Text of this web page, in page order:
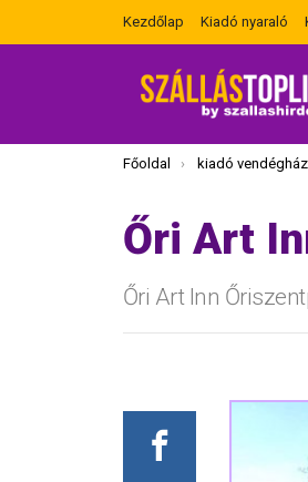
Kezdőlap Kiadó nyaraló
Itt vagy most:
Főoldal kiadó vendégház
Őri Art
Őri Art Inn